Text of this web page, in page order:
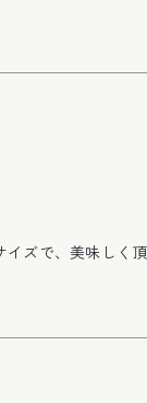
ズで、美味しく頂